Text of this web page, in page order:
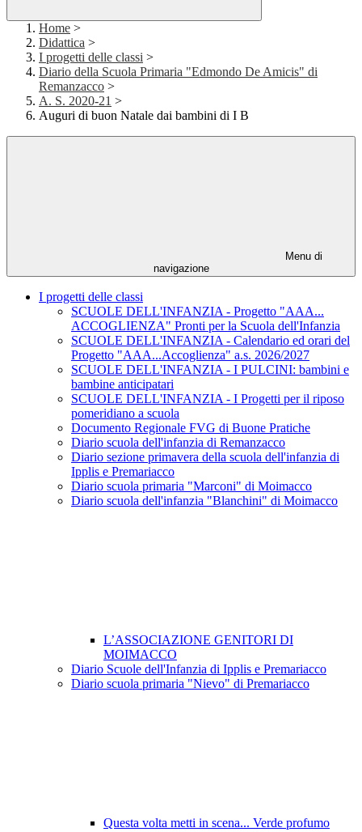
Home >
Didattica >
I progetti delle classi >
Diario della Scuola Primaria "Edmondo De Amicis" di
Remanzacco >
A. S. 2020-21 >
Auguri di buon Natale dai bambini di I B
Menu di
navigazione
I progetti delle classi
SCUOLE DELL'INFANZIA - Progetto "AAA...
ACCOGLIENZA" Pronti per la Scuola dell'Infanzia
SCUOLE DELL'INFANZIA - Calendario ed orari del
Progetto "AAA...Accoglienza" a.s. 2026/2027
SCUOLE DELL'INFANZIA - I PULCINI: bambini e
bambine anticipatari
SCUOLE DELL'INFANZIA - I Progetti per il riposo
pomeridiano a scuola
Documento Regionale FVG di Buone Pratiche
Diario scuola dell'infanzia di Remanzacco
Diario sezione primavera della scuola dell'infanzia di
Ipplis e Premariacco
Diario scuola primaria "Marconi" di Moimacco
Diario scuola dell'infanzia "Blanchini" di Moimacco
L’ASSOCIAZIONE GENITORI DI
MOIMACCO
Diario Scuole dell'Infanzia di Ipplis e Premariacco
Diario scuola primaria "Nievo" di Premariacco
Questa volta metti in scena... Verde profumo